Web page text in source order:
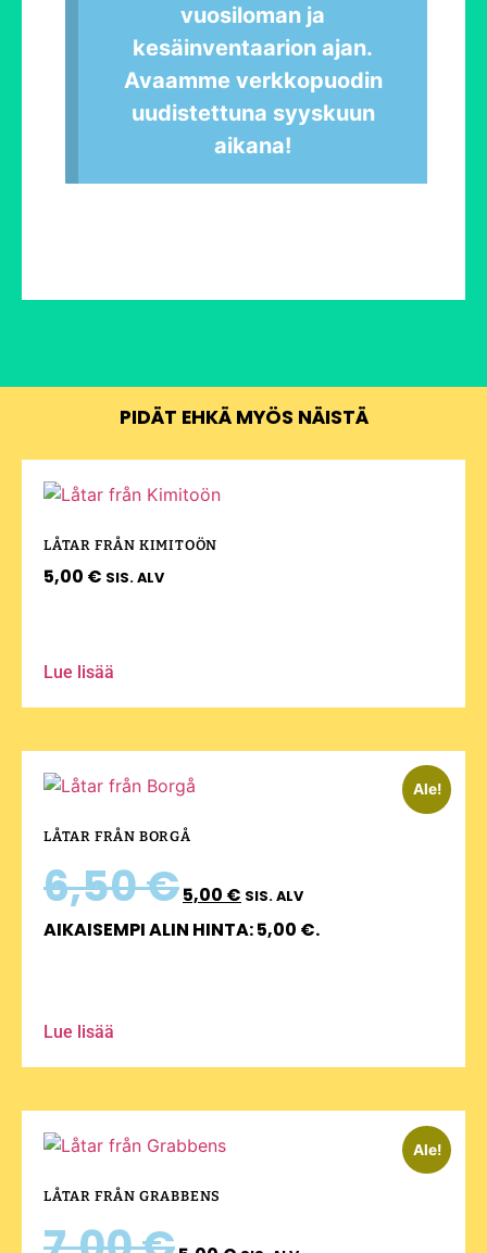
vuosiloman ja
kesäinventaarion ajan.
Avaamme verkkopuodin
uudistettuna syyskuun
aikana!
PIDÄT EHKÄ MYÖS NÄISTÄ
LÅTAR FRÅN KIMITOÖN
5,00 € SIS. ALV
Lue lisää
Ale!
LÅTAR FRÅN BORGÅ
6,50€5,00 € SIS. ALV
AIKAISEMPI ALIN HINTA:5,00 €.
Lue lisää
Ale!
LÅTAR FRÅN GRABBENS